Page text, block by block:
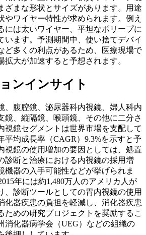
ざまな形状とサイズがあります。用途
やワイヤー特性が求められます。例え
には太いワイヤー、平坦なポリープに
います。予測期間中、使い捨てデバイ
ど多くの利点があるため、医療現場で
拡大が加速すると予想されます。
ンインサイト
、腹腔鏡、泌尿器科内視鏡、婦人科内
鏡、縦隔鏡、​​喉頭鏡、その他に二分さ
視鏡セグメントは世界市場を支配して
平均成長率（CAGR）9.3%を示すと予
視鏡の使用増加の要因としては、処置
診断と治療における内視鏡の採用増
機器の入手可能性などが挙げられま
年には約1,480万人のアメリカ人が
、診断ツールとしての胃内視鏡の使用
化器疾患の負担を軽減し、消化器疾患
ための研究プロジェクトを奨励するこ
消化器病学会（UEG）などの組織の